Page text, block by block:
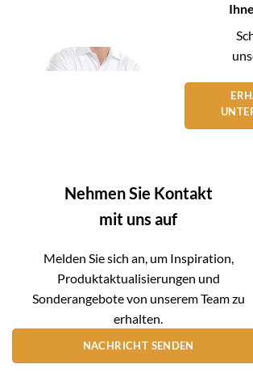
Nehmen Sie Kontakt
mit uns auf
Melden Sie sich an, um Inspiration,
Produktaktualisierungen und
Sonderangebote von unserem Team zu
erhalten.
NACHRICHT SENDEN